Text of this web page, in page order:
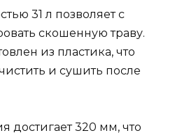
31 л позволяет с
скошенную траву.
из пластика, что
и сушить после
достигает 320 мм, что